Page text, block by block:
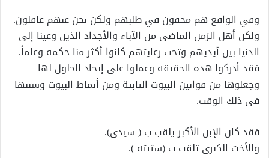
وفي الواقع هم محقون في طلبهم ولكن نحن عنهم غافلون.
ولكن أهل الزمن الماضي من الآباء والأجداد الذين وعينا إلى
الدنيا بين أيديهم وتحت رعايتهم كانوا أكثر منا حكمة وعلماً.
فقد أدركوا هذه الحقيقة وعملوا على إيجاد الحلول لها
وجعلوها من قوانين البيوت الثابتة ومن أنماط البيوت وسننها
في ذلك الوقت.
فقد كان الإبن الأكبر يلقب ب ( سيدي).
والأخت الكبرى تلقب ب (ستيته ).